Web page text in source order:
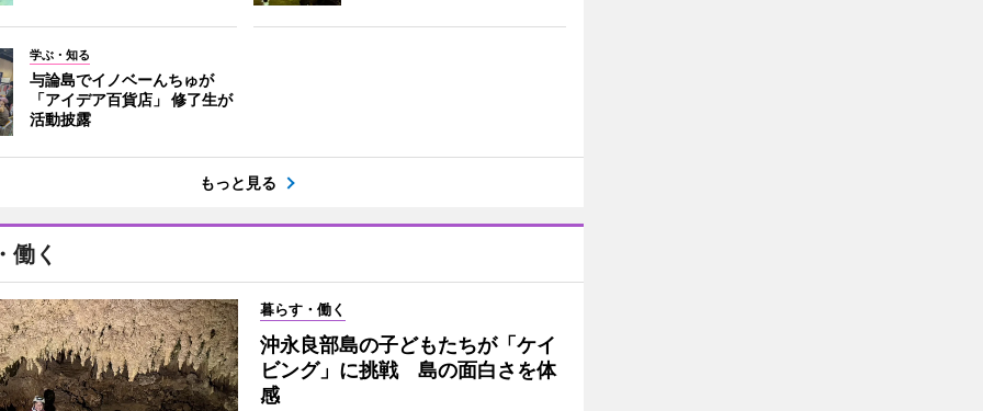
学ぶ・知る
与論島でイノベーんちゅが
「アイデア百貨店」 修了生が
活動披露
もっと見る
働く
暮らす・働く
沖永良部島の子どもたちが「ケイ
ビング」に挑戦 島の面白さを体
感